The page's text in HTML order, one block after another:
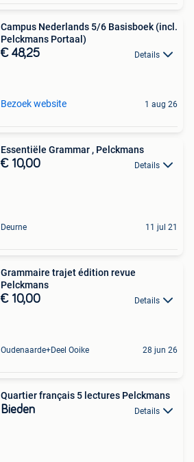
Campus Nederlands 5/6 Basisboek (incl.
Pelckmans Portaal)
€ 48,25 Details
Bezoek website 1 aug 26
Essentiële Grammar , Pelckmans
€ 10,00 Details
Deurne 11 jul 21
Grammaire trajet édition revue
Pelckmans
€ 10,00 Details
Oudenaarde+Deel Ooike 28 jun 26
Quartier français 5 lectures Pelckmans
Bieden Details